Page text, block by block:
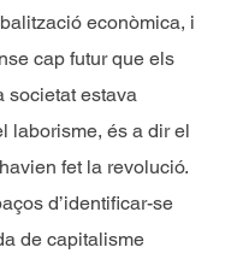
econòmica, i
cap futur que els
societat estava
laborisme, és a dir el
fet la revolució.
d’identificar-se
de capitalisme